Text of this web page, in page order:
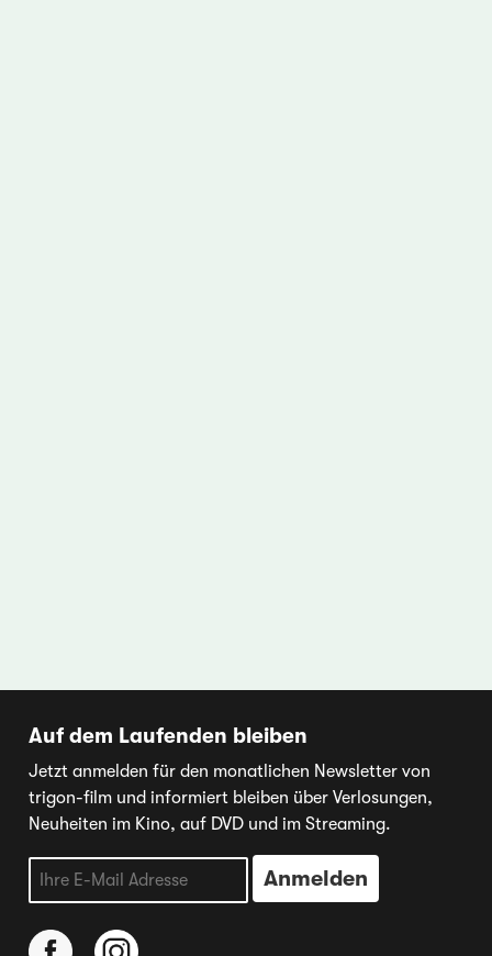
Auf dem Laufenden bleiben
Jetzt anmelden für den monatlichen Newsletter von
trigon-film und informiert bleiben über Verlosungen,
Neuheiten im Kino, auf DVD und im Streaming.